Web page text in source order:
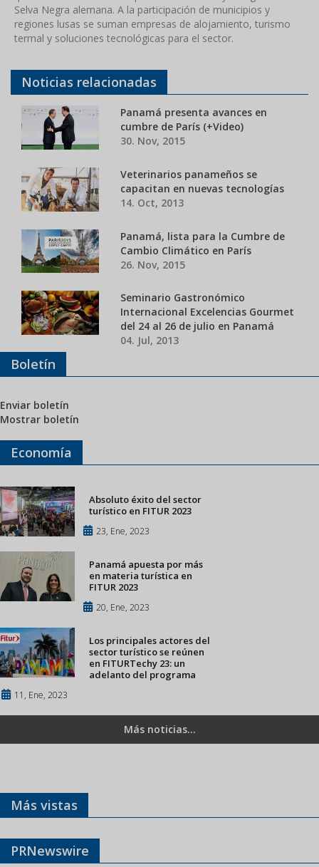
Selva Negra alemana. A la participación de municipios y
regiones lusas se suman empresas de alojamiento, turismo
termal y soluciones tecnológicas para el sector.
Noticias relacionadas
Panamá presenta avances en
cumbre de París (+Video)
30. Nov, 2015
Veterinarios panameños se
capacitan en nuevas tecnologías
14. Oct, 2013
Panamá, lista para la Cumbre de
Cambio Climático en París
26. Nov, 2015
Seminario Gastronómico
Internacional Excelencias Gourmet
del 24 al 26 de julio en Panamá
04. Jul, 2013
Boletín
Enviar boletín
Mostrar boletín
Economía
Absoluto éxito del sector
turístico en FITUR 2023
23, Ene, 2023
Panamá apuesta por más
en materia turística en
FITUR 2023
20, Ene, 2023
Los principales actores del
sector turístico se reúnen
en FITURTechy 23: un
adelanto del programa
11, Ene, 2023
Más noticias...
Más vistas
PRNewswire